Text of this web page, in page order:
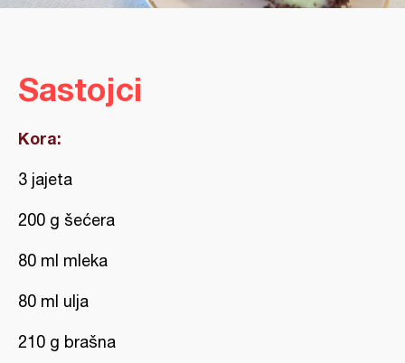
Sastojci
Kora:
3 jajeta
200 g šećera
80 ml mleka
80 ml ulja
210 g brašna